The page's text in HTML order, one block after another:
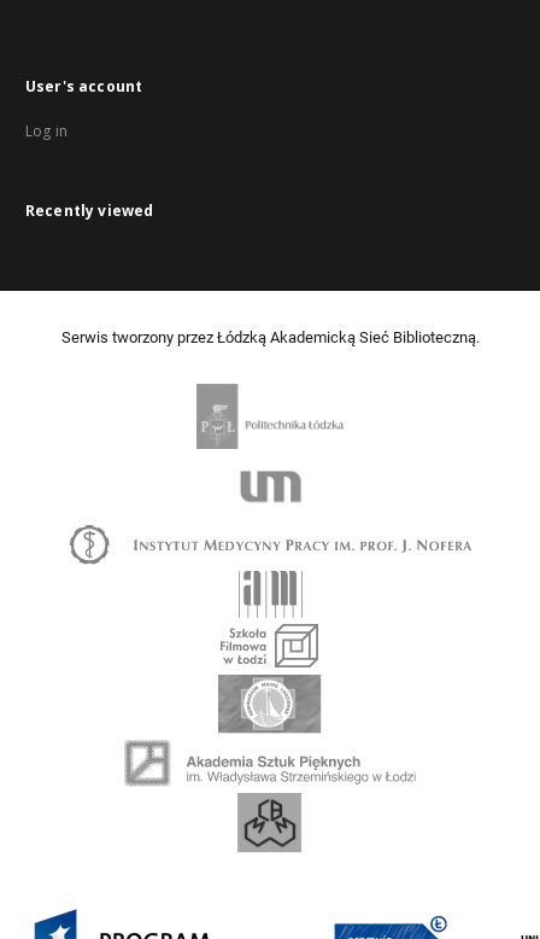
User's account
Log in
Recently viewed
Serwis tworzony przez Łódzką Akademicką Sieć Biblioteczną.